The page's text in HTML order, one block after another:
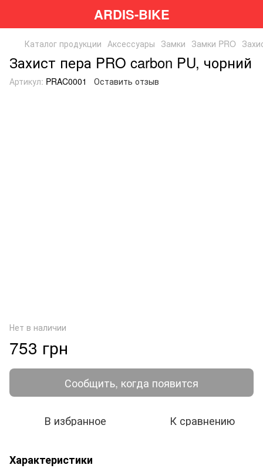
ARDIS-BIKE
Каталог продукции Аксессуары Замки Замки PRO
Захист пера PRO carbon PU, чорний
Артикул: PRAC0001 Оставить отзыв
Нет в наличии
753 грн
Сообщить, когда появится
В избранное К сравнению
Характеристики